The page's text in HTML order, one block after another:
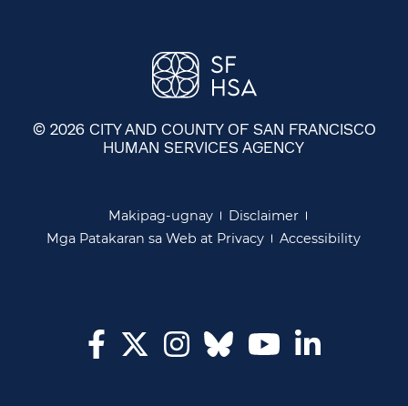
© 2026 CITY AND COUNTY OF SAN FRANCISCO
HUMAN SERVICES AGENCY
Makipag-ugnay​​
Disclaimer​​
Mga Patakaran sa Web at Privacy​​
Accessibility​​